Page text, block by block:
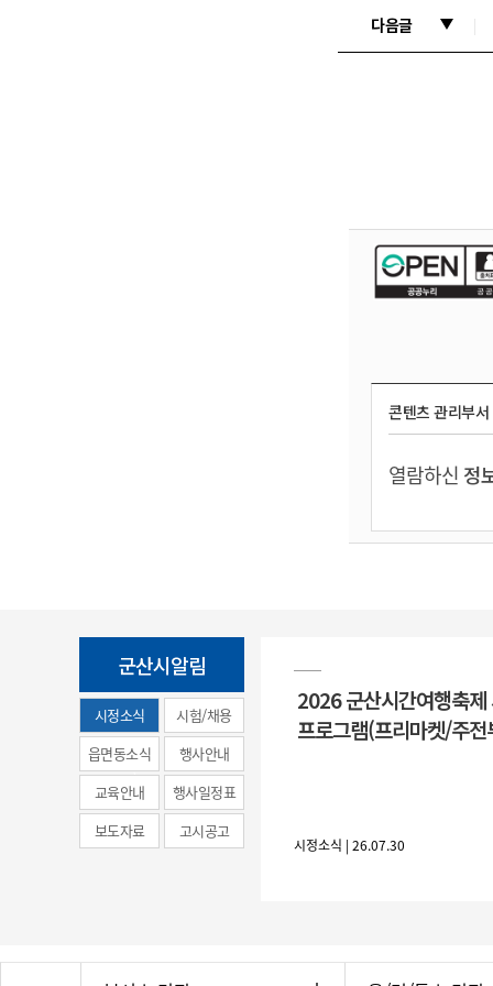
다음글
콘텐츠 관리부서
열람하신 정
군산시알림
시정소식
(municipal
news)
2026 군산시간여행축제
프로그램(프리마켓/주전
시정소식 | 26.07.30
시험/채용
읍면동소식
행사안내
교육안내
행사일정표
보도자료
고시공고